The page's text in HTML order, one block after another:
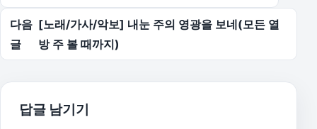
다음
글
[노래/가사/악보] 내눈 주의 영광을 보네(모든 열
방 주 볼 때까지)
답글 남기기